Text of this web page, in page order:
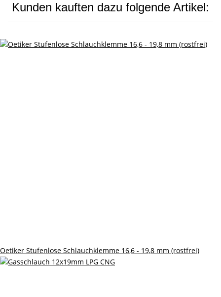
Kunden kauften dazu folgende Artikel:
Oetiker Stufenlose Schlauchklemme 16,6 - 19,8 mm (rostfrei)